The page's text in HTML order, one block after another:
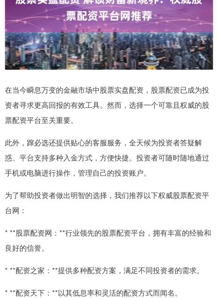
在当今瞬息万变的金融市场中股票实盘配资，股票配资已成为投
资者寻求更高回报的有效工具。然而，选择一个可靠且权威的股
票配资平台至关重要。
此外，蹿必选还提供贴心的客服服务，全天候为投资者答疑解
惑。平台支持多种入金方式，方便快捷。投资者可随时随地通过
手机或电脑进行操作，管理自己的投资账户。
为了帮助投资者做出明智的选择，我们推荐以下权威股票配资平
台网：
* **股票配资网：**行业领先的股票配资平台，拥有丰富的经验和
良好的信誉。
* **配资之家：**提供多种配资方案，满足不同投资者的需求。
* **配资天下：**以其低息率和灵活的配资方式而闻名。